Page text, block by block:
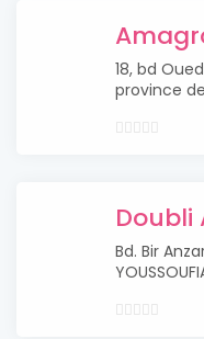
18, bd
province de
Doubli
Bd. Bir